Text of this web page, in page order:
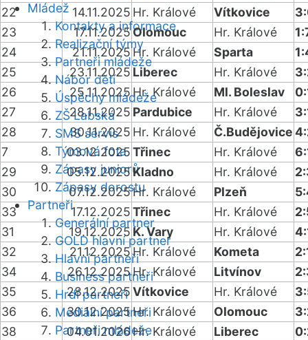
Mládež
Kontakty a informace
Realizační týmy
Partneři mládeže
Nábor dětí
Úspěchy mládeže
ZŠ Labská
SMS servis
Týmová fota
Zápasy juniorů
Zápasy dorostu
Partneři
Generální partner
GOLD hlavní partner
Hlavní partneři
Business partneři
Hrdí partneři
Mediální partneři
Partneři mládeže
22
14.11.2025 Hr. Králové Vítkovice
23
17.11.2025Olomouc Hr. Králové
24
21.11.2025 Hr. Králové Sparta
25
23.11.2025 Liberec Hr. Králové
26
25.11.2025Hr. Králové Ml. Boleslav
27
28.11.2025 Pardubice Hr. Králové
28
30.11.2025 Hr. Králové Č.Budějovice
7
03.12.2025Třinec Hr. Králové
29
05.12.2025Kladno Hr. Králové
30
07.12.2025Hr. Králové Plzeň
33
17.12.2025Třinec Hr. Králové
31
19.12.2025 K. Vary Hr. Králové
32
21.12.2025Hr. Králové Kometa
34
26.12.2025Hr. Králové Litvínov
35
28.12.2025Vítkovice Hr. Králové
36
30.12.2025Hr. Králové Olomouc
38
04.01.2026Hr. Králové Liberec